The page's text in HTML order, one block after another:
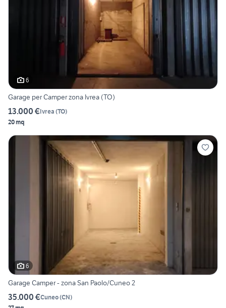
6
Garage per Camper zona Ivrea (TO)
13.000 €Ivrea (TO)
20 mq
6
Garage Camper - zona San Paolo/Cuneo 2
35.000 €Cuneo(CN)